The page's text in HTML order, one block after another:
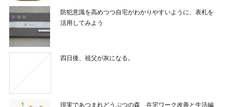
防犯意識を高めつつ自宅がわかりやすいように、表札を
活用してみよう
四日後、祖父が灰になる。
現実であつまれどうぶつの森 在宅ワーク改善と生活編